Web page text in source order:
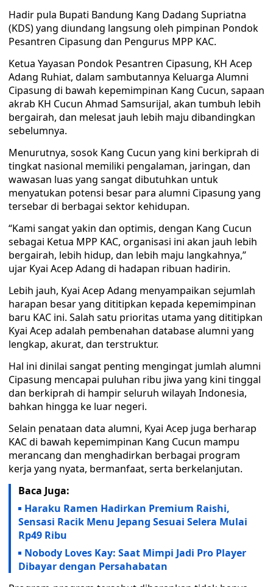
Hadir pula Bupati Bandung Kang Dadang Supriatna
(KDS) yang diundang langsung oleh pimpinan Pondok
Pesantren Cipasung dan Pengurus MPP KAC.
Ketua Yayasan Pondok Pesantren Cipasung, KH Acep
Adang Ruhiat, dalam sambutannya Keluarga Alumni
Cipasung di bawah kepemimpinan Kang Cucun, sapaan
akrab KH Cucun Ahmad Samsurijal, akan tumbuh lebih
bergairah, dan melesat jauh lebih maju dibandingkan
sebelumnya.
Menurutnya, sosok Kang Cucun yang kini berkiprah di
tingkat nasional memiliki pengalaman, jaringan, dan
wawasan luas yang sangat dibutuhkan untuk
menyatukan potensi besar para alumni Cipasung yang
tersebar di berbagai sektor kehidupan.
“Kami sangat yakin dan optimis, dengan Kang Cucun
sebagai Ketua MPP KAC, organisasi ini akan jauh lebih
bergairah, lebih hidup, dan lebih maju langkahnya,”
ujar Kyai Acep Adang di hadapan ribuan hadirin.
Lebih jauh, Kyai Acep Adang menyampaikan sejumlah
harapan besar yang dititipkan kepada kepemimpinan
baru KAC ini. Salah satu prioritas utama yang dititipkan
Kyai Acep adalah pembenahan database alumni yang
lengkap, akurat, dan terstruktur.
Hal ini dinilai sangat penting mengingat jumlah alumni
Cipasung mencapai puluhan ribu jiwa yang kini tinggal
dan berkiprah di hampir seluruh wilayah Indonesia,
bahkan hingga ke luar negeri.
Selain penataan data alumni, Kyai Acep juga berharap
KAC di bawah kepemimpinan Kang Cucun mampu
merancang dan menghadirkan berbagai program
kerja yang nyata, bermanfaat, serta berkelanjutan.
Baca Juga:
Haraku Ramen Hadirkan Premium Raishi,
Sensasi Racik Menu Jepang Sesuai Selera Mulai
Rp49 Ribu
Nobody Loves Kay: Saat Mimpi Jadi Pro Player
Dibayar dengan Persahabatan